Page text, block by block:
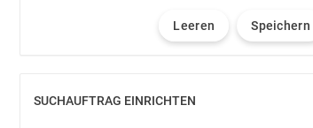
Leeren Speichern
SUCHAUFTRAG EINRICHTEN
EINBLENDEN